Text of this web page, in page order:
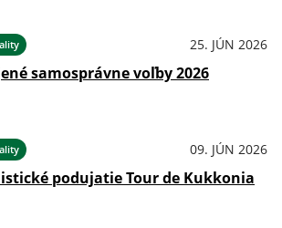
25. JÚN 2026
samosprávne voľby 2026
09. JÚN 2026
podujatie Tour de Kukkonia